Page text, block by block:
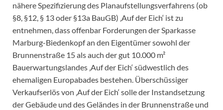
nähere Spezifizierung des Planaufstellungsverfahrens (ob
§8, §12, § 13 oder §13a BauGB) ‚Auf der Eich‘ ist zu
entnehmen, dass offenbar Forderungen der Sparkasse
Marburg-Biedenkopf an den Eigentümer sowohl der
Brunnenstraße 15 als auch der gut 10.000 m²
Bauerwartungslandes ‚Auf der Eich‘ südwestlich des
ehemaligen Europabades bestehen. Überschüssiger
Verkaufserlös von ‚Auf der Eich‘ solle der Instandsetzung
der Gebäude und des Geländes in der Brunnenstraße und